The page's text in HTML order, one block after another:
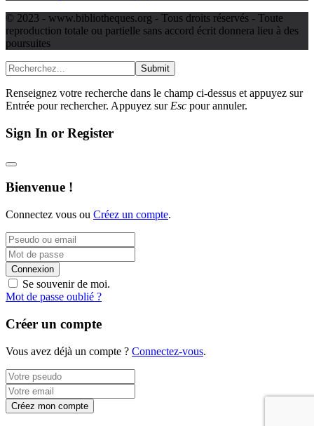
© 2023 - www.bibliotheques.org - Tous droits réservés - Toute
reproduction totale ou partielle sans accord écrit donnera lieu à des
poursuites
Submit
Renseignez votre recherche dans le champ ci-dessus et appuyez sur
Entrée pour rechercher. Appuyez sur Esc pour annuler.
Sign In or Register
Bienvenue !
Connectez vous ou Créez un compte.
Connexion
Se souvenir de moi.
Mot de passe oublié ?
Créer un compte
Vous avez déjà un compte ? Connectez-vous.
Créez mon compte